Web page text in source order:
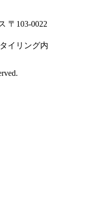
〒103-0022
イリング内